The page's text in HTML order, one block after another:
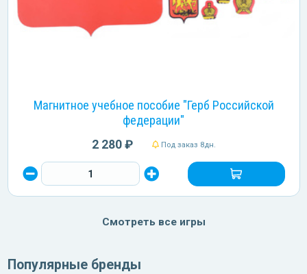
Магнитное учебное пособие "Герб Российской
федерации"
2 280 ₽ Под заказ 8дн.
Смотреть все игры
Популярные бренды